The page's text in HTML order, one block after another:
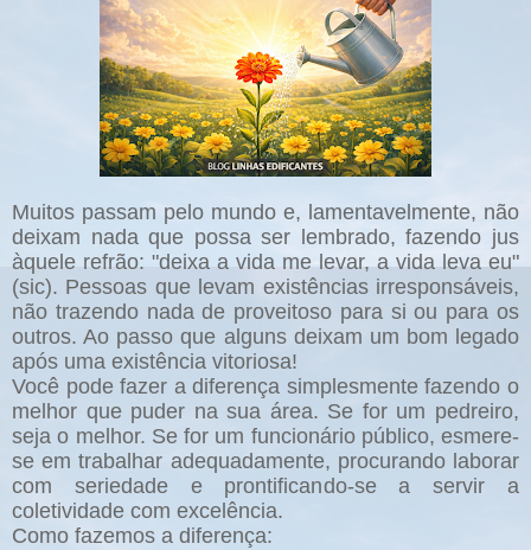
Muitos passam pelo mundo e, lamentavelmente, não
deixam nada que possa ser lembrado, fazendo jus
àquele refrão: "deixa a vida me levar, a vida leva eu"
(sic). Pessoas que levam existências irresponsáveis,
não trazendo nada de proveitoso para si ou para os
outros. Ao passo que alguns deixam um bom legado
após uma existência vitoriosa!
Você pode fazer a diferença simplesmente fazendo o
melhor que puder na sua área. Se for um pedreiro,
seja o melhor. Se for um funcionário público, esmere-
se em trabalhar adequadamente, procurando laborar
com seriedade e prontificando-se a servir a
coletividade com excelência.
Como fazemos a diferença: